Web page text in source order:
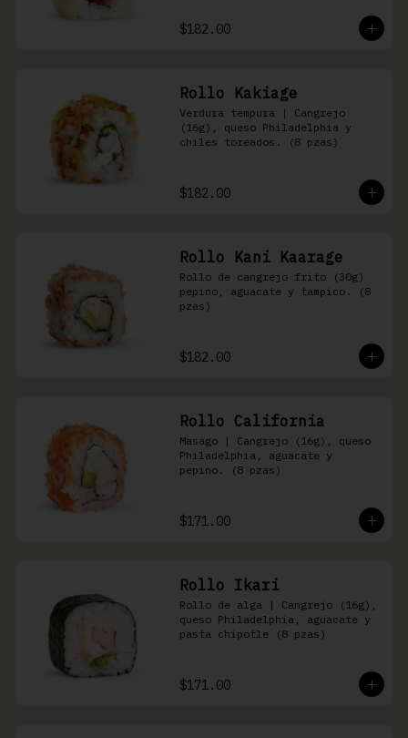
$182.00
Rollo Kakiage
Verdura tempura | Cangrejo
(16g), queso Philadelphia y
chiles toreados. (8 pzas)
$182.00
Rollo Kani Kaarage
Rollo de cangrejo frito (30g)
pepino, aguacate y tampico. (8
pzas)
$182.00
Rollo California
Masago | Cangrejo (16g), queso
Philadelphia, aguacate y
pepino. (8 pzas)
$171.00
Rollo Ikari
Rollo de alga | Cangrejo (16g),
queso Philadelphia, aguacate y
pasta chipotle (8 pzas)
$171.00